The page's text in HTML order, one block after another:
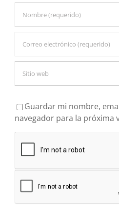
Guardar mi nombre,
navegador para la próxima